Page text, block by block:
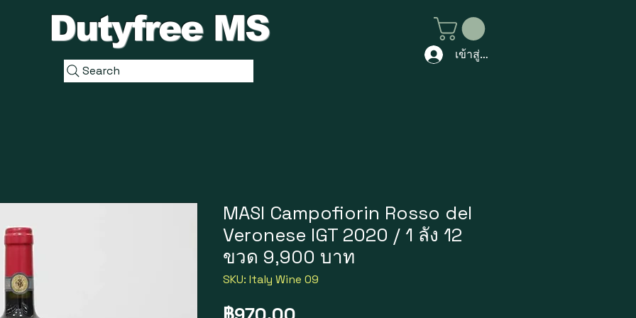
Dutyfree MS
Search
เข้าสู่ระบบ
MASI Campofiorin Rosso del
Veronese IGT 2020 / 1 ลัง 12
ขวด 9,900 บาท
SKU: Italy Wine 09